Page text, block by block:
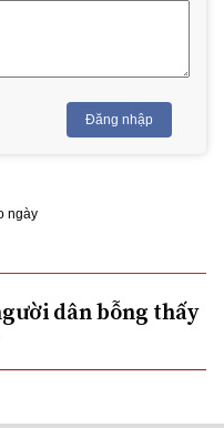
Đăng nhập
ngày
dân bỗng thấy